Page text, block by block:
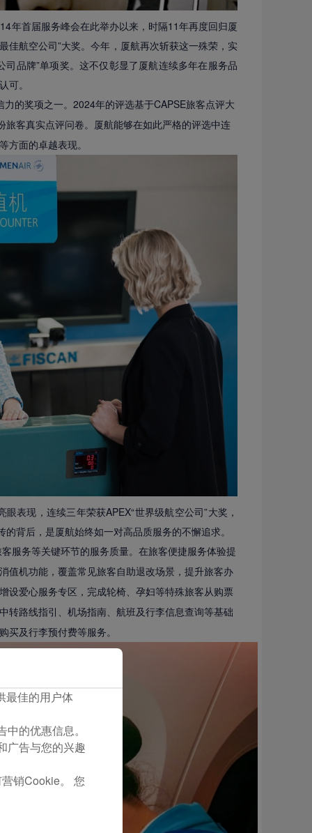
年首届服务峰会在此举办以来，时隔11年再度回归厦
佳航空公司”大奖。今年，厦航再次斩获这一殊荣，实
品牌”单项奖。这不仅彰显了厦航连续多年在服务品
可。
的奖项之一。2024年的评选基于CAPSE旅客点评大
客真实点评问卷。厦航能够在如此严格的评选中连
方面的卓越表现。
表现，连续三年荣获APEX“世界级航空公司”大奖，
背后，是厦航始终如一对高品质服务的不懈追求。
服务等关键环节的服务质量。在旅客便捷服务体验提
值机功能，覆盖常见旅客自助退改场景，提升旅客办
设爱心服务专区，完成轮椅、孕妇等特殊旅客从购票
转路线指引、机场指南、航班及行李信息查询等基础
及行李预付费等服务。
最佳的用户体
的优惠信息。
广告与您的兴趣
销Cookie。 您